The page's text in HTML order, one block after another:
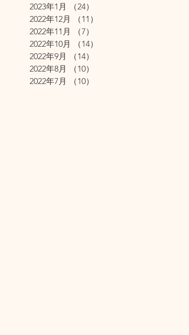
2023年1月
（24）
2022年12月
（11）
2022年11月
（7）
2022年10月
（14）
2022年9月
（14）
2022年8月
（10）
2022年7月
（10）